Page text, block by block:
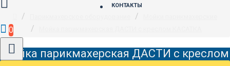
КОНТАКТЫ
0
Мойка парикмахерская ДАСТИ с креслом